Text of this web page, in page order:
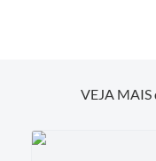
VEJA MAIS